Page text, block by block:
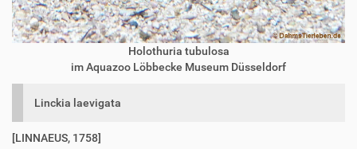
Holothuria tubulosa
im Aquazoo Löbbecke Museum Düsseldorf
Linckia laevigata
[LINNAEUS, 1758]